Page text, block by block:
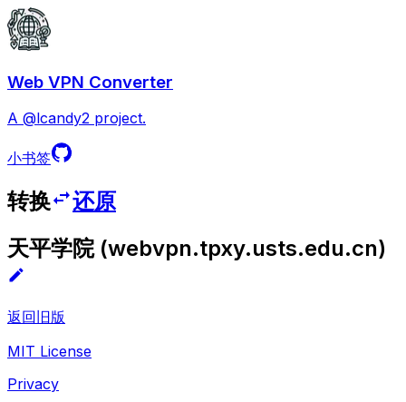
Web VPN Converter
A @lcandy2 project.
小书签
转换
还原
天平学院(webvpn.tpxy.usts.edu.cn)
返回旧版
MIT License
Privacy